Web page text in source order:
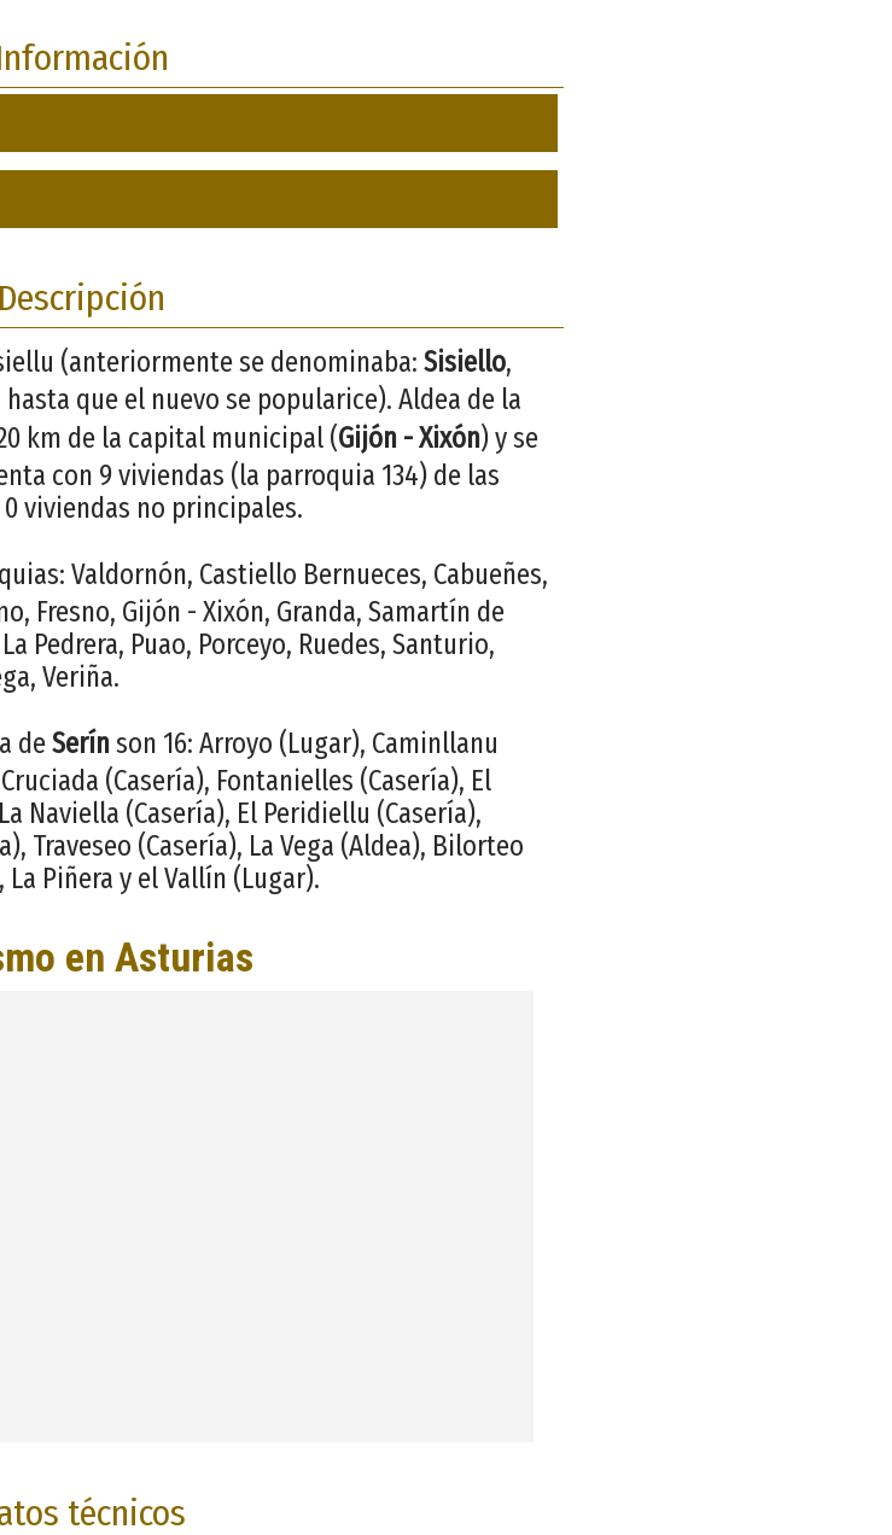
Descripción
(anteriormente se denominaba: Sisiello,
que el nuevo se popularice). Aldea de la
km de la capital municipal (Gijón - Xixón) y se
con 9 viviendas (la parroquia 134) de las
viviendas no principales.
Valdornón, Castiello Bernueces, Cabueñes,
Fresno, Gijón - Xixón, Granda, Samartín de
Pedrera, Puao, Porceyo, Ruedes, Santurio,
Veriña.
deSerín son 16: Arroyo (Lugar), Caminllanu
(Casería), Fontanielles (Casería), El
Naviella (Casería), El Peridiellu (Casería),
Traveseo (Casería), La Vega (Aldea), Bilorteo
La Piñera y el Vallín (Lugar).
técnicos